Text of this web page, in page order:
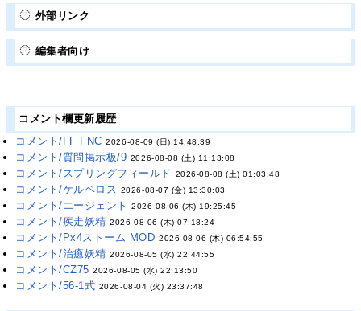
外部リンク
編集者向け
コメント欄更新履歴
コメント/FF FNC 2026-08-09 (日) 14:48:39
コメント/質問掲示板/9 2026-08-08 (土) 11:13:08
コメント/スプリングフィールド 2026-08-08 (土) 01:03:48
コメント/ケルベロス 2026-08-07 (金) 13:30:03
コメント/エージェント 2026-08-06 (木) 19:25:45
コメント/疾走妖精 2026-08-06 (木) 07:18:24
コメント/Px4ストーム MOD 2026-08-06 (木) 06:54:55
コメント/治癒妖精 2026-08-05 (水) 22:44:55
コメント/CZ75 2026-08-05 (水) 22:13:50
コメント/56-1式 2026-08-04 (火) 23:37:48